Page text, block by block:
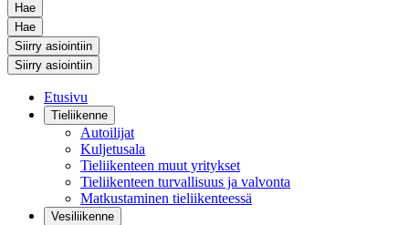
Hae
Hae
Siirry asiointiin
Siirry asiointiin
Etusivu
Tieliikenne
Autoilijat
Kuljetusala
Tieliikenteen muut yritykset
Tieliikenteen turvallisuus ja valvonta
Matkustaminen tieliikenteessä
Vesiliikenne